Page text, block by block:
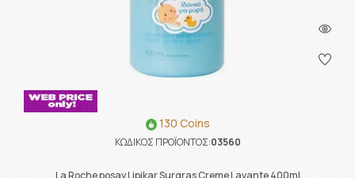
130 Coins
ΚΩΔΙΚΟΣ ΠΡΟΪΟΝΤΟΣ:03560